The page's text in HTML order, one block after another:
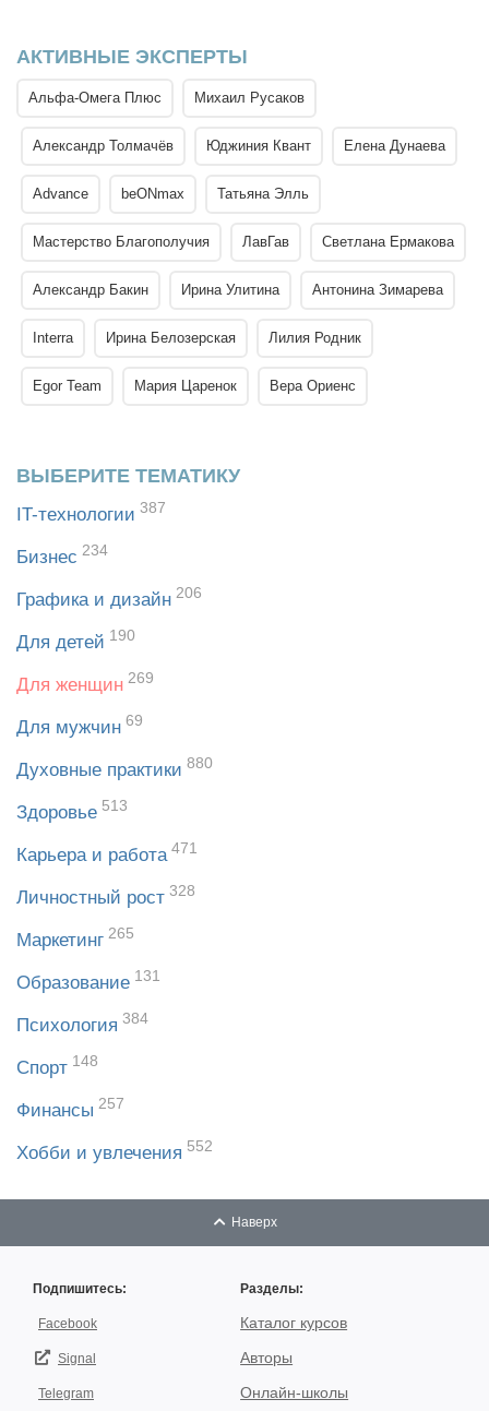
АКТИВНЫЕ ЭКСПЕРТЫ
Альфа-Омега Плюс Михаил Русаков
Александр Толмачёв Юджиния Квант Елена Дунаева
Advance beONmax Татьяна Элль
Мастерство Благополучия ЛавГав Светлана Ермакова
Александр Бакин Ирина Улитина Антонина Зимарева
Interra Ирина Белозерская Лилия Родник
Egor Team Мария Царенок Вера Ориенс
ВЫБЕРИТЕ ТЕМАТИКУ
IT-технологии 387
Бизнес 234
Графика и дизайн 206
Для детей 190
Для женщин 269
Для мужчин 69
Духовные практики 880
Здоровье 513
Карьера и работа 471
Личностный рост 328
Маркетинг 265
Образование 131
Психология 384
Спорт 148
Финансы 257
Хобби и увлечения 552
Наверх
Подпишитесь:
Facebook
Signal
Telegram
Разделы:
Каталог курсов
Авторы
Онлайн-школы